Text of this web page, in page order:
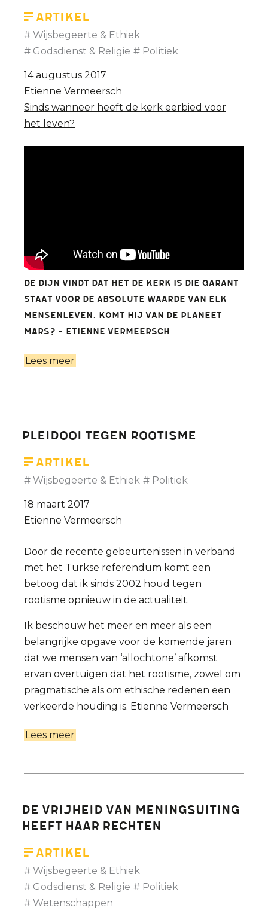
Artikel
Wijsbegeerte & Ethiek
Godsdienst & Religie
Politiek
14 augustus 2017
Etienne Vermeersch
Sinds wanneer heeft de kerk eerbied voor
het leven?
De Dijn vindt dat het de Kerk is die garant
staat voor de absolute waarde van elk
mensenleven. Komt hij van de planeet
Mars? - Etienne Vermeersch
Lees meer
Kerk
eerbied
leven?
Pleidooi tegen rootisme
Artikel
Wijsbegeerte & Ethiek Politiek
18 maart 2017
Etienne Vermeersch
Door de recente gebeurtenissen in verband
met het Turkse referendum komt een
betoog dat ik sinds 2002 houd tegen
rootisme opnieuw in de actualiteit.
Ik beschouw het meer en meer als een
belangrijke opgave voor de komende jaren
dat we mensen van ‘allochtone’ afkomst
ervan overtuigen dat het rootisme, zowel om
pragmatische als om ethische redenen een
verkeerde houding is. Etienne Vermeersch
Lees meer
De vrijheid van meningsuiting
heeft haar rechten
Artikel
Wijsbegeerte & Ethiek
Godsdienst & Religie
Politiek
Wetenschappen